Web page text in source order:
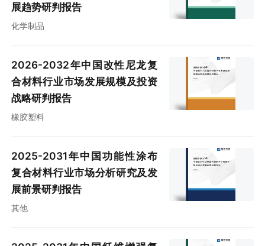
展趋势研判报告
化学制品
2026-2032年中国改性尼龙复
合材料行业市场发展规模及投资
战略研判报告
橡胶塑料
2025-2031年中国功能性涂布
复合材料行业市场分析研究及发
展前景研判报告
其他